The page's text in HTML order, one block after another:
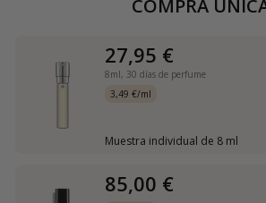
COMPRA
27,95 €
8ml, 30 días de perfume
3,49 €/ml
Muestra individual de 8 ml
85,00 €